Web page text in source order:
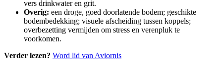
vers drinkwater en grit.
Overig: een droge, goed doorlatende bodem; geschikte
bodembedekking; visuele afscheiding tussen koppels;
overbezetting vermijden om stress en verenpluk te
voorkomen.
Verder lezen? Word lid van Aviornis